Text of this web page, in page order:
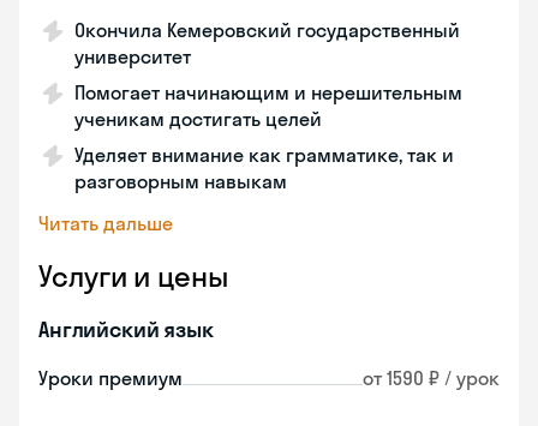
Окончила Кемеровский государственный
университет
Помогает начинающим и нерешительным
ученикам достигать целей
Уделяет внимание как грамматике, так и
разговорным навыкам
Читать дальше
Услуги и цены
Английский язык
Уроки премиум от 1590 ₽ / урок